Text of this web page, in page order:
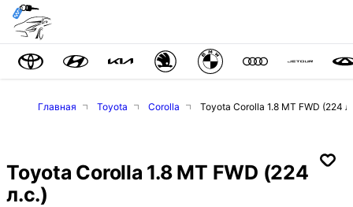
Главная Toyota Corolla Toyota Corolla 1.8 MT FWD (224
Toyota Corolla 1.8 MT FWD (224
л.с.)